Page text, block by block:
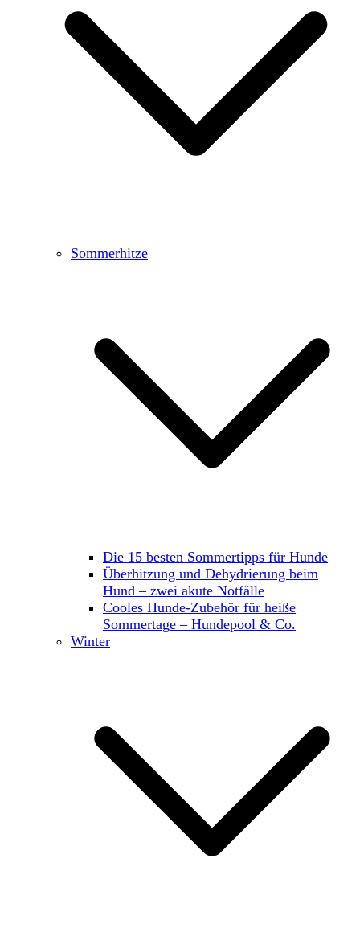
Sommerhitze
Die 15 besten Sommertipps für Hunde
Überhitzung und Dehydrierung beim
Hund – zwei akute Notfälle
Cooles Hunde-Zubehör für heiße
Sommertage – Hundepool & Co.
Winter